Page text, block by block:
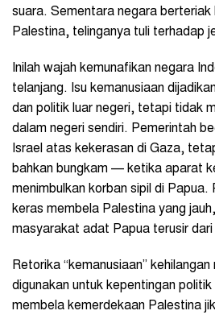
suara. Sementara negara berteriak
Palestina, telinganya tuli terhadap
Inilah wajah kemunafikan negara
telanjang. Isu kemanusiaan
dan politik luar negeri, tetapi tidak
dalam negeri sendiri. Pemerintah
Israel atas kekerasan di Gaza,
bahkan bungkam — ketika aparat
menimbulkan korban sipil di Papua.
keras membela Palestina yang
masyarakat adat Papua terusir dari
Retorika “kemanusiaan”
digunakan untuk kepentingan
membela kemerdekaan Palestina